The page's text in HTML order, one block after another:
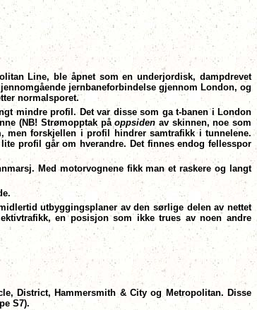
Line, ble åpnet som en underjordisk, dampdrevet
jernbaneforbindelse gjennom London, og
normalsporet.
mindre profil. Det var disse som ga t-banen i London
(NB! Strømopptak påoppsiden av skinnen, noe som
men forskjellen i profil hindrer samtrafikk i tunnelene.
profil går om hverandre. Det finnes endog fellesspor
Med motorvognene fikk man et raskere og langt
utbyggingsplaner av den sørlige delen av nettet
en posisjon som ikke trues av noen andre
District, Hammersmith & City og Metropolitan. Disse
S7).